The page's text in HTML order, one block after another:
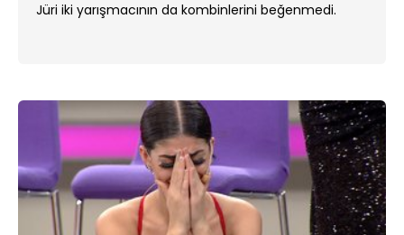
Jüri iki yarışmacının da kombinlerini beğenmedi.